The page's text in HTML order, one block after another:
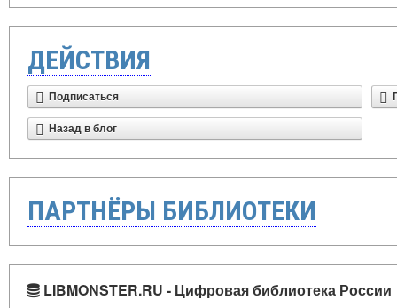
ДЕЙСТВИЯ
Подписаться
Назад в блог
ПАРТНЁРЫ БИБЛИОТЕКИ
LIBMONSTER.RU - Цифровая библиотека России